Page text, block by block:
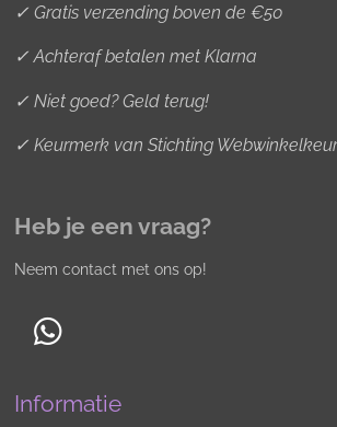
✓ Gratis verzending boven de €50
✓ Achteraf betalen met Klarna
✓ Niet goed? Geld terug!
✓ Keurmerk van Stichting Webwinkelkeur
Heb je een vraag?
Neem contact met ons op!
W
a
Informatie